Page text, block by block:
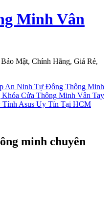
Minh Vân
Mật, Chính Hãng, Giá Rẻ,
An Ninh Tự Đông Thông Minh
Khóa Cửa Thông Minh Vân Tay
Tính Asus Uy Tín Tại HCM
minh chuyên